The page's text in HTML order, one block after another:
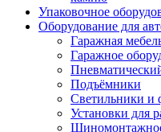
Упаковочное
Оборудование для
Гаражная
Гаражное
Подъёмники
Светильники и
Установки для